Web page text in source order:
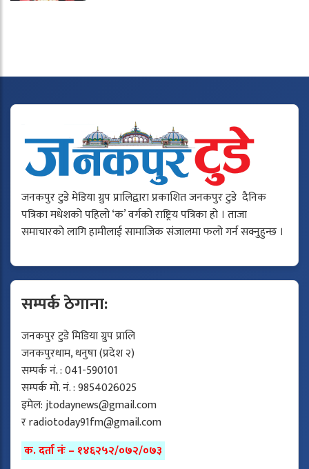
जनकपुर टुडे मेडिया ग्रुप प्रालिद्वारा प्रकाशित जनकपुर टुडे दैनिक
पत्रिका मधेशको पहिलो ‘क’ वर्गको राष्ट्रिय पत्रिका हो । ताजा
समाचारको लागि हामीलाई सामाजिक संजालमा फलो गर्न सक्नुहुन्छ ।
सम्पर्क ठेगाना:
जनकपुर टुडे मिडिया ग्रुप प्रालि
जनकपुरधाम, धनुषा (प्रदेश २)
सम्पर्क नं. : 041-590101
सम्पर्क मो. नं. : 9854026025
इमेल:jtodaynews@gmail.com
रradiotoday91fm@gmail.com
क. दर्ता नंः – १४६२५२/०७२/०७३